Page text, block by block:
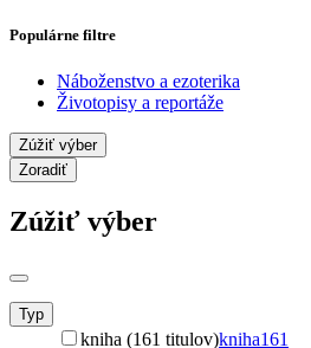
Populárne filtre
Náboženstvo a ezoterika
Životopisy a reportáže
Zúžiť výber
Zoradiť
Zúžiť výber
Typ
kniha (161 titulov)kniha161